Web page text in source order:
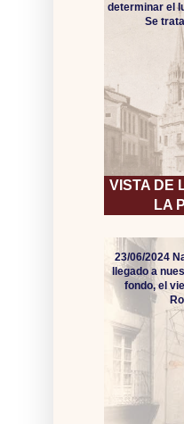
VISTA DE
LA
determinar el
Se
23/06/2024
llegado a
fondo, el